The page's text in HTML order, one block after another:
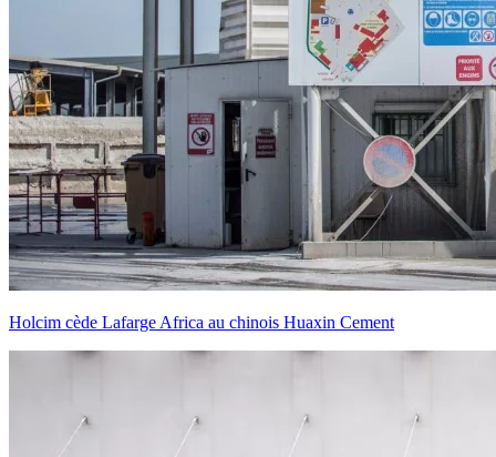
Holcim cède Lafarge Africa au chinois Huaxin Cement